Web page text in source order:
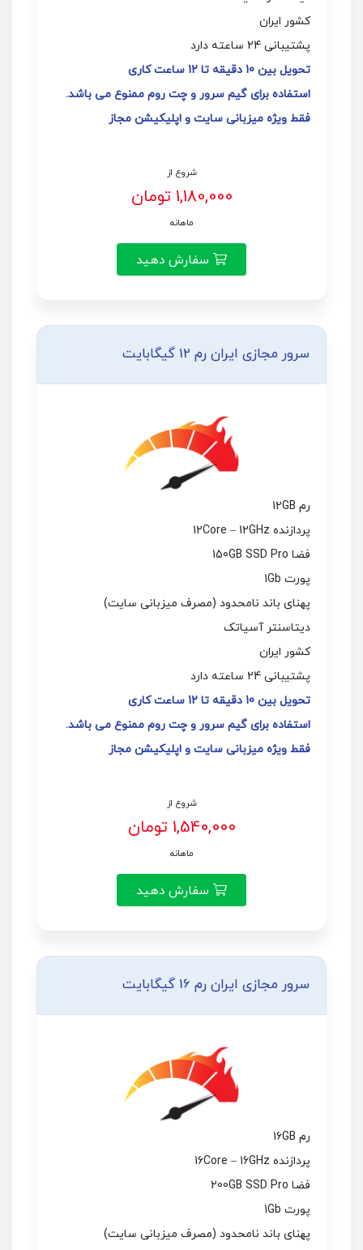
کشور ایران
پشتیبانی 24 ساعته دارد
تحویل بین 10 دقیقه تا 12 ساعت کاری
استفاده برای گیم سرور و چت روم ممنوع می باشد.
فقط ویژه میزبانی سایت و اپلیکیشن مجاز
شروع از
1,180,000 تومان
ماهانه
سفارش دهید
سرور مجازی ایران رم 12 گیگابایت
رم 12GB
پردازنده 12Core – 12GHz
فضا 150GB SSD Pro
پورت 1Gb
پهنای باند نامحدود (مصرف میزبانی سایت)
دیتاسنتر آسیاتک
کشور ایران
پشتیبانی 24 ساعته دارد
تحویل بین 10 دقیقه تا 12 ساعت کاری
استفاده برای گیم سرور و چت روم ممنوع می باشد.
فقط ویژه میزبانی سایت و اپلیکیشن مجاز
شروع از
1,540,000 تومان
ماهانه
سفارش دهید
سرور مجازی ایران رم 16 گیگابایت
رم 16GB
پردازنده 16Core – 16GHz
فضا 200GB SSD Pro
پورت 1Gb
پهنای باند نامحدود (مصرف میزبانی سایت)